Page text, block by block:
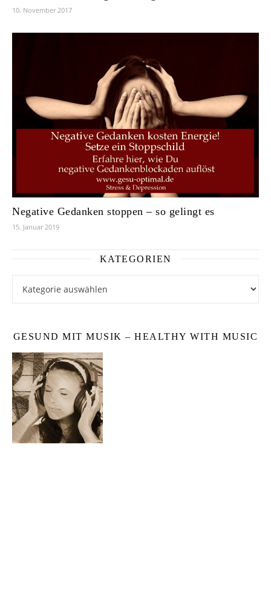
10. November 2017
Negative Gedanken stoppen – so gelingt es
15. Januar 2019
KATEGORIEN
GESUND MIT MUSIK – HEALTHY WITH MUSIC